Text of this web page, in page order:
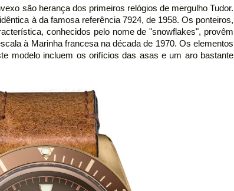
são herança dos primeiros relógios de mergulho Tudor.
à da famosa referência 7924, de 1958. Os ponteiros,
conhecidos pelo nome de "snowflakes", provêm
à Marinha francesa na década de 1970. Os elementos
modelo incluem os orifícios das asas e um aro bastante